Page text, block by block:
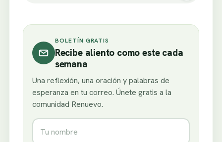
BOLETÍN GRATIS
Recibe aliento como este cada
semana
Una reflexión, una oración y palabras de
esperanza en tu correo. Únete gratis a la
comunidad Renuevo.
Nombre